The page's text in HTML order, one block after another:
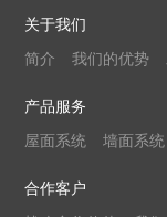
关于我们
简介
我们的优势
产品服务
屋面系统
墙面系统
合作客户